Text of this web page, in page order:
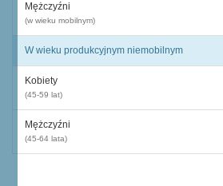
Mężczyźni
(w wieku mobilnym)
W wieku produkcyjnym niemobilnym
Kobiety
(45-59 lat)
Mężczyźni
(45-64 lata)